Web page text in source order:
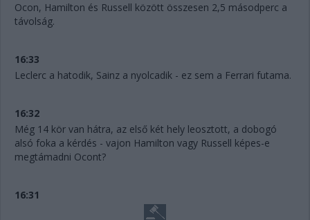
Ocon, Hamilton és Russell között összesen 2,5 másodperc a
távolság.
16:33
Leclerc a hatodik, Sainz a nyolcadik - ez sem a Ferrari futama.
16:32
Még 14 kör van hátra, az első két hely leosztott, a dobogó
alsó foka a kérdés - vajon Hamilton vagy Russell képes-e
megtámadni Ocont?
16:31